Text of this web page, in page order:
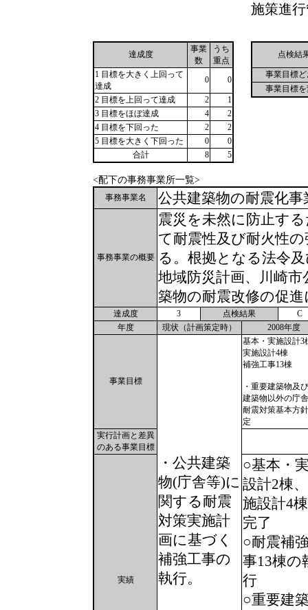
施策進
達成度
事業
数
うち
重点
1 目標を大きく上回って
達成
0 0
2 目標を上回って達成 2
1
3 目標をほぼ達成
4
2
4 目標を下回った
2
2
5 目標を大きく下回った
0
0
合計
8 5
点検結
事業目標
事業目標
<配下の事務事業所一覧>
事務事業名 公共建築物の耐震化事
事務事業の概要
震災を未然に防止す
て耐震性及び耐火性
る。根拠となる法令
地域防災計画、川崎
築物の耐震改修の促
達成度 3 点検結果
C
年度
現状（計画策定時） 2008年度
事業目標
・公共建築
物(庁舎等)に
関する耐震
対策実施計
画に基づく
補強工事の
執行。
基本・実施設計3
実施設計4棟
補強工事13棟
・重要建築物及
建築物以外の庁
耐震対策基本方
定
実行計画と差異
のある事業目標
実績
○基本・
設計2棟
施設計4
完了
○耐震補
事13棟の
行
○重要建